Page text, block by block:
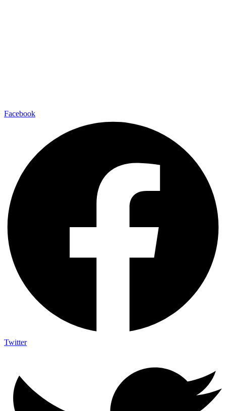
Facebook
Twitter